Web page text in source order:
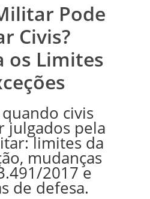
Pode
Civis?
os Limites
civis
julgados pela
limites da
mudanças
2017 e
de defesa.